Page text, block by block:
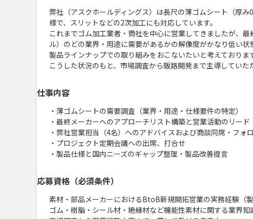
弊社（アスクホールディングス）は長尺の薄ゴムシート（厚
様で、スリットなどの2次加工にも対応しています。
これまでゴム加工業者・商社を中心に営業してきましたが、
ル）のどの業界・用途に需要があるかの解像度がかなり低い
製品ラインナップでの取り組みをおこないたいと考えておりま
こうした状況のもと、市場調査から販路開発まで主導していた
仕事内容
・薄ゴムシートの需要調査（業界・用途・仕様要件の特定）
・最終メーカーへのアプローチリスト構築と営業活動のリード
・弊社営業担当（4名）へのアドバイスおよび商談同席・フォ
・プロジェクト定期会議への出席、打合せ
・製品仕様と国内ニーズのギャップ整理・製品改善提言
応募資格（必須条件）
素材・部品メーカーにおけるBtoB新規開拓営業の実務経験（製
ゴム・樹脂・シール材・絶縁材など機能性素材に関する業界知